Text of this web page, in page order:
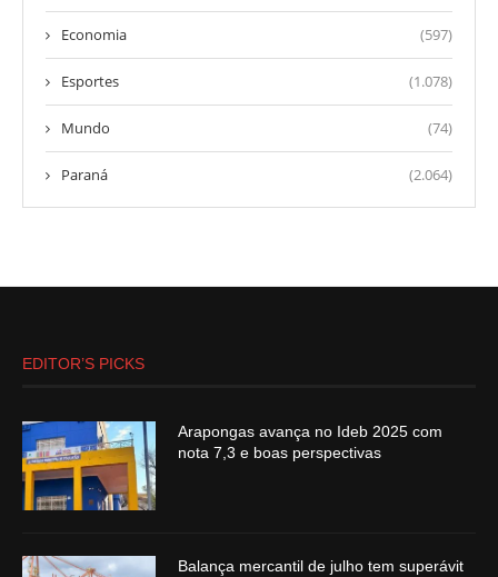
Economia (597)
Esportes (1.078)
Mundo (74)
Paraná (2.064)
EDITOR’S PICKS
Arapongas avança no Ideb 2025 com
nota 7,3 e boas perspectivas
Balança mercantil de julho tem superávit